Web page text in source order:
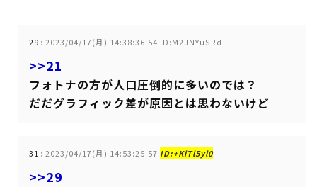
29 : 2023/04/17(月) 14:38:36.54 ID:M2JNYuSRd
>>21
フォトナの方が人口圧倒的に多いのでは？
だだグラフィック差が原因とは思わないけど
31 : 2023/04/17(月) 14:53:25.57 ID:+KiTl5yl0
>>29